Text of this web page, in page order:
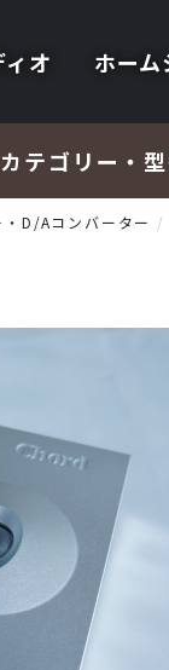
オ ホーム
カテゴリー・
スピーカー
オーディオ
ヘッドフォ
オーディオそ
D/Aコンバーター